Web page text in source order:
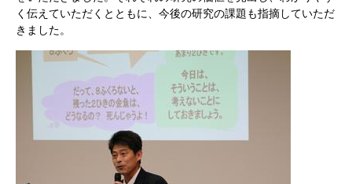
く伝えていただくとともに、今後の研究の課題も指摘していただ
きました。